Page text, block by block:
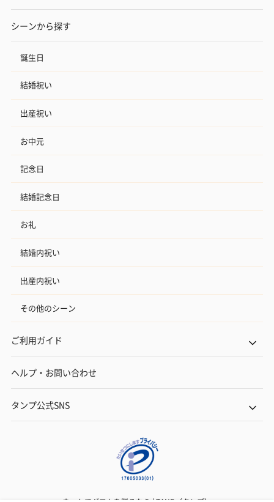
シーンから探す
誕生日
結婚祝い
出産祝い
お中元
記念日
結婚記念日
お礼
結婚内祝い
出産内祝い
その他のシーン
ご利用ガイド
ヘルプ・お問い合わせ
タンプ公式SNS